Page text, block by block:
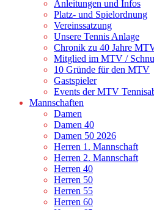
Anleitungen und Infos
Platz- und Spielordnung
Vereinssatzung
Unsere Tennis Anlage
Chronik zu 40 Jahre
Mitglied im MTV /
10 Gründe für den MTV
Gastspieler
Events der MTV
Mannschaften
Damen
Damen 40
Damen 50 2026
Herren 1. Mannschaft
Herren 2. Mannschaft
Herren 40
Herren 50
Herren 55
Herren 60